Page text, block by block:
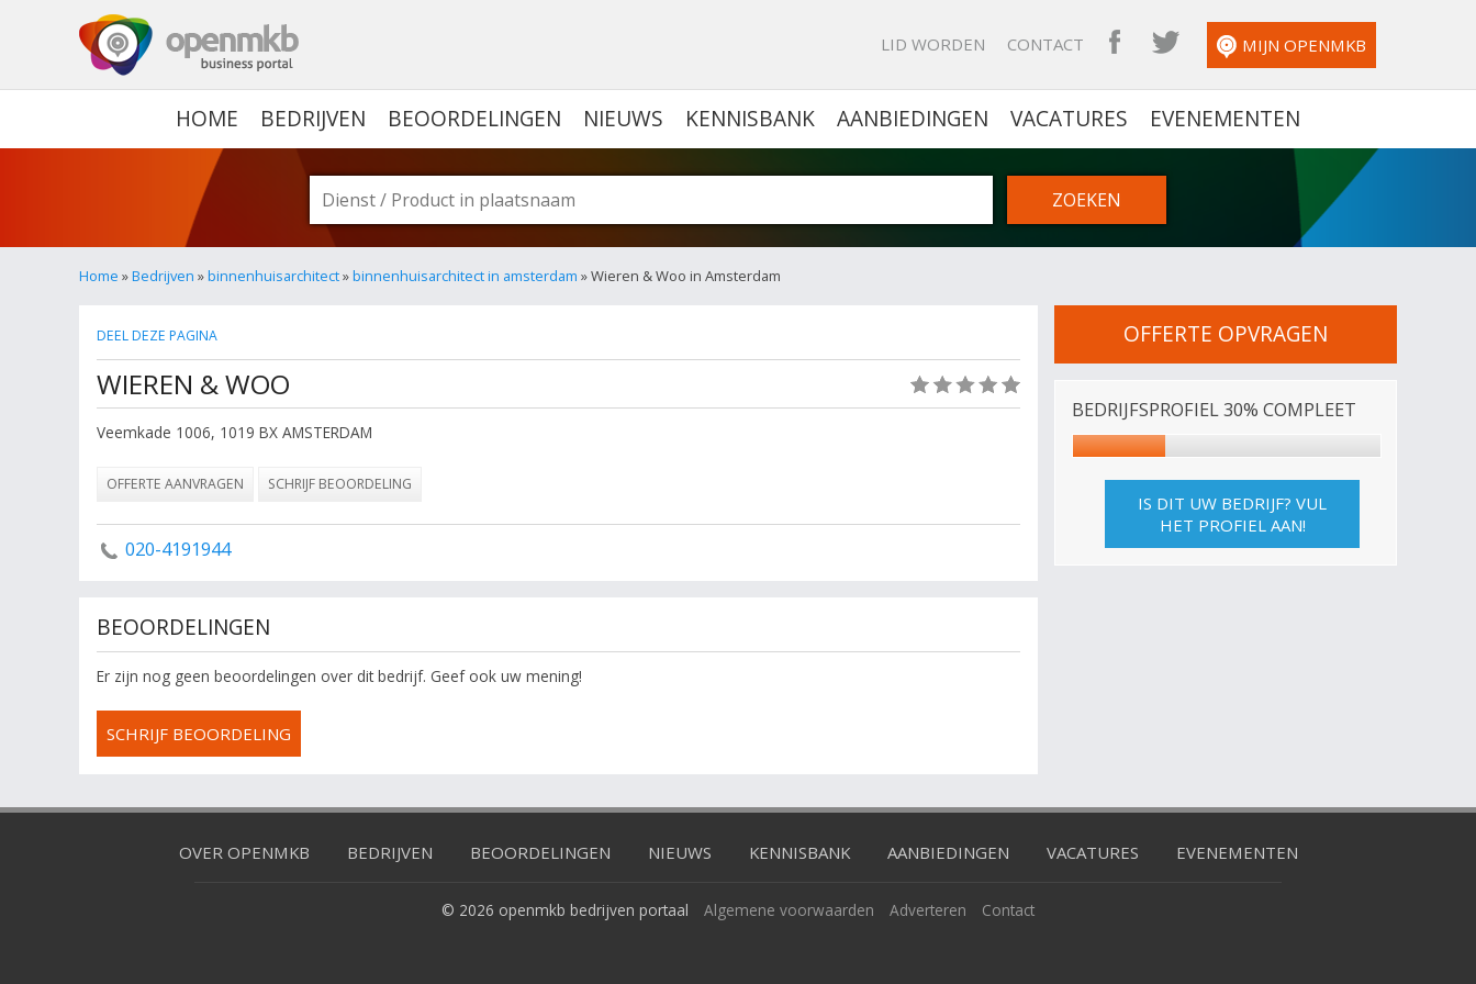
LID WORDEN CONTACT OPENMKB FACEBOOK
OPENMKB TWITTER
MIJN OPENMKB
HOME BEDRIJVEN BEOORDELINGEN NIEUWS KENNISBANK AANBIEDINGEN VACATURES EVENEMENTEN
Home »Bedrijven »binnenhuisarchitect»binnenhuisarchitect in amsterdam » Wieren & Woo in Amsterdam
DEEL DEZE PAGINA
WIEREN & WOO
Veemkade 1006, 1019 BX AMSTERDAM
OFFERTE AANVRAGEN SCHRIJF BEOORDELING
020-4191944
BEOORDELINGEN
Er zijn nog geen beoordelingen over dit bedrijf. Geef ook uw mening!
SCHRIJF BEOORDELING
OFFERTE OPVRAGEN
BEDRIJFSPROFIEL 30% COMPLEET
IS DIT UW BEDRIJF? VUL
HET PROFIEL AAN!
OVER OPENMKB BEDRIJVEN BEOORDELINGEN NIEUWS KENNISBANK AANBIEDINGEN VACATURES EVENEMENTEN
© 2026 openmkb bedrijven portaal Algemene voorwaarden Adverteren Contact